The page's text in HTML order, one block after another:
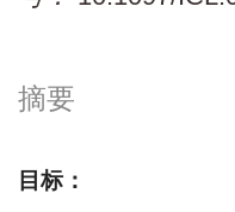
摘要
目标：